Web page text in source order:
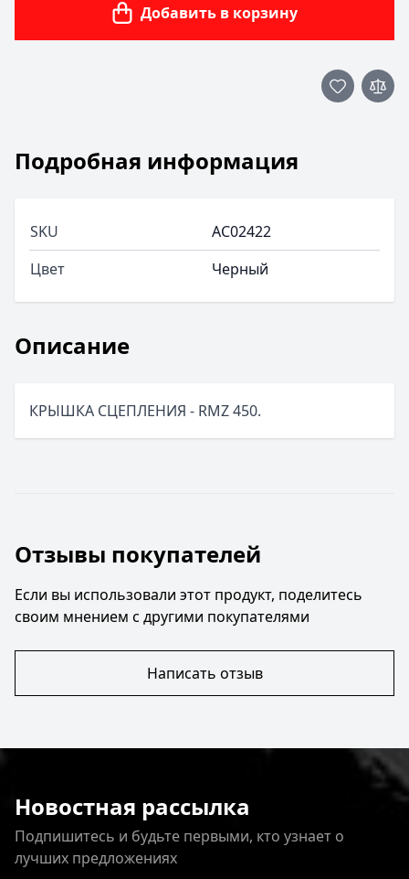
Добавить в корзину
Описание
КРЫШКА СЦЕПЛЕНИЯ - RMZ 450.
Подробная информация
SKU
AC02422
Цвет
Черный
Отзывы покупателей
Если вы использовали этот продукт, поделитесь
своим мнением с другими покупателями
Написать отзыв
Новостная рассылка
Подпишитесь и будьте первыми, кто узнает о
лучших предложениях